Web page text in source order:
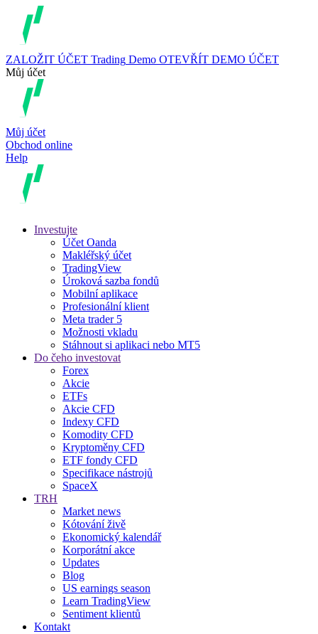
ZALOŽIT ÚČET Trading Demo OTEVŘÍT DEMO ÚČET
Můj účet
Můj účet
Obchod online
Help
Investujte
Účet Oanda
Makléřský účet
TradingView
Úroková sazba fondů
Mobilní aplikace
Profesionální klient
Meta trader 5
Možnosti vkladu
Stáhnout si aplikaci nebo MT5
Do čeho investovat
Forex
Akcie
ETFs
Akcie CFD
Indexy CFD
Komodity CFD
Kryptoměny CFD
ETF fondy CFD
Specifikace nástrojů
SpaceX
TRH
Market news
Kótování živě
Ekonomický kalendář
Korporátní akce
Updates
Blog
US earnings season
Learn TradingView
Sentiment klientů
Kontakt